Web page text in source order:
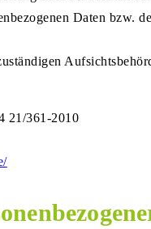
Daten bzw.
21/361-2010